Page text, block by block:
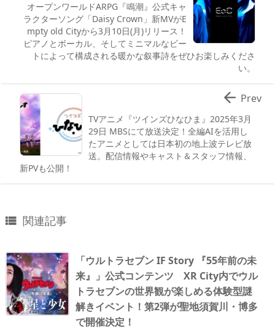
オープンワールドARPG『鳴潮』公式キャ
ラクターソング「Daisy Crown」新MVがE
mpty old Cityから3月10日(月)リリース！
ピアノとボーカル、そしてミニマルなビー
トによって構成される暖かな叙事詩をぜひお楽しみくださ
い。
TVアニメ『ツインズひなひま』2025年3月
29日 MBSにて放送決定！全編AIを活用し
たアニメとしては日本初の地上波テレビ放
送。配信情報やキャスト＆スタッフ情報、
新PVも公開！
 Prev
 関連記事
「ウルトラセブン IF Story 『55年前の未
来』」公式コンテンツ XR City内でウル
トラセブンの世界観が楽しめる体験型謎
解きイベント！第2弾が聖地須賀川・博多
で開催決定！